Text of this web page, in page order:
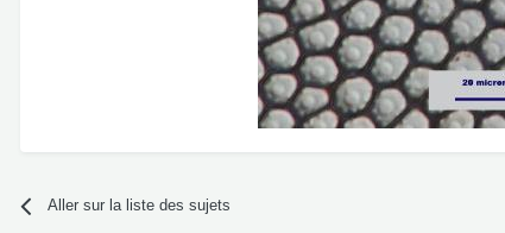
Aller sur la liste des sujets